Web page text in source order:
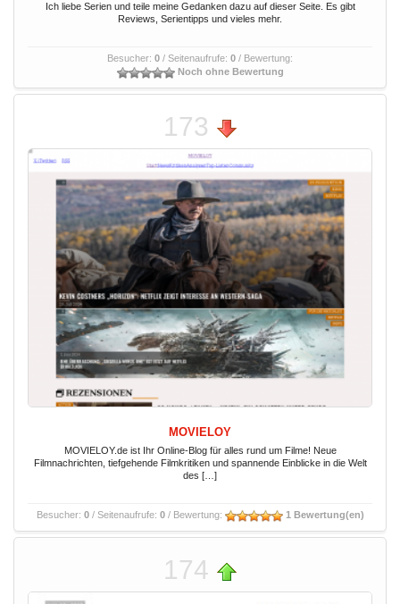
Ich liebe Serien und teile meine Gedanken dazu auf dieser Seite. Es gibt
Reviews, Serientipps und vieles mehr.
Besucher: 0 / Seitenaufrufe: 0 / Bewertung:
Noch ohne Bewertung
173
MOVIELOY
MOVIELOY.de ist Ihr Online-Blog für alles rund um Filme! Neue
Filmnachrichten, tiefgehende Filmkritiken und spannende Einblicke in die Welt
des […]
Besucher: 0/ Seitenaufrufe: 0/ Bewertung: 1 Bewertung(en)
174